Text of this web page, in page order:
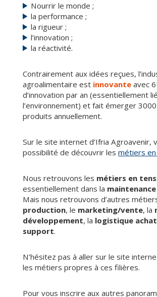
Nourrir le monde ;
la performance ;
la rigueur ;
l’innovation ;
la réactivité.
Contrairement aux idées reçues,
agroalimentaire est innovante avec
d’innovation par an (essentiellement
l’environnement) et fait émerger
produits annuellement.
Sur le site internet d’Ifria Agroavenir,
possibilité de découvrir les métiers en
Nous retrouvons les métiers en
essentiellement dans la maintenance
Mais nous retrouvons d’autres
production, le marketing/vente, la
développement, la logistique achat
support.
N’hésitez pas à aller sur le site
les métiers propres à ces filières.
Pour vous inscrire aux autres